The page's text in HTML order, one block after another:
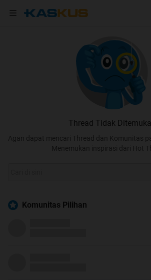
Thread Tidak
Agan dapat mencari Thread dan Komunitas
Menemukan inspirasi dari Hot
Komunitas Pilihan